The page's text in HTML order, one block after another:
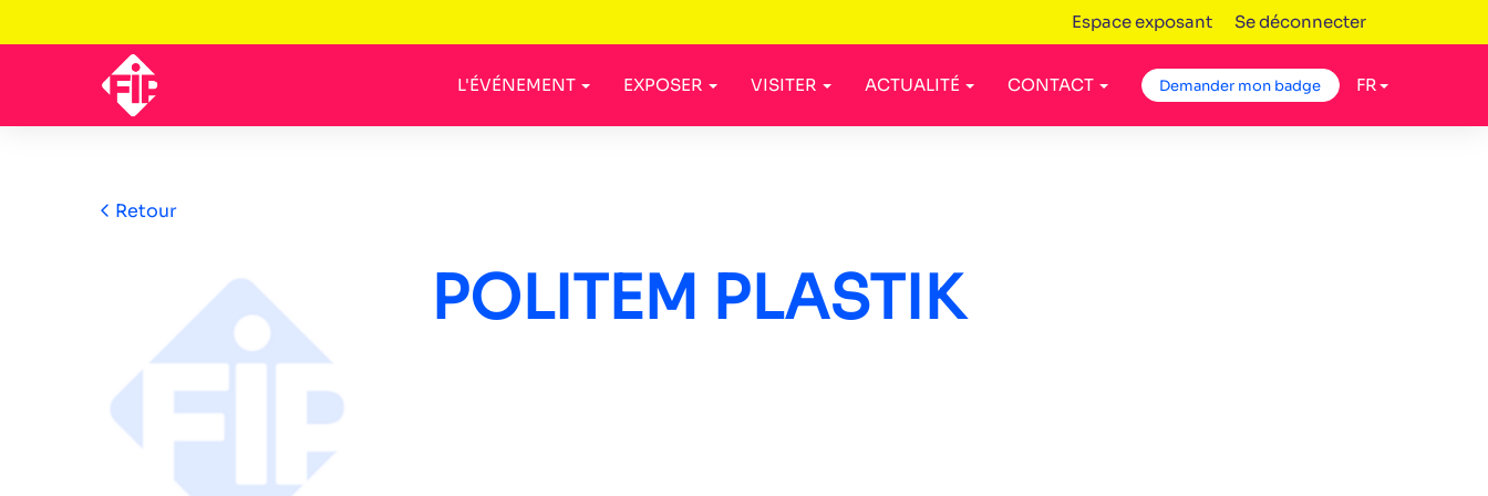
Espace exposant Se déconnecter
L'ÉVÉNEMENT EXPOSER VISITER ACTUALITÉ CONTACT Demander mon badge FR
Retour
POLITEM PLASTIK